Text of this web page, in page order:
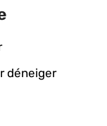
déneiger